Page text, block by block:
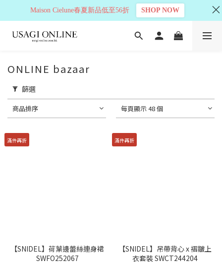
ONLINE bazaar
篩選
商品排序 每頁顯示 48 個
滿件再折
【SNIDEL】荷葉邊蕾絲連身裙
SWFO252067
滿件再折
【SNIDEL】吊帶背心 x 褶皺上
衣套裝 SWCT244204
Maison Cielune春夏新品低至56折 SHOP NOW